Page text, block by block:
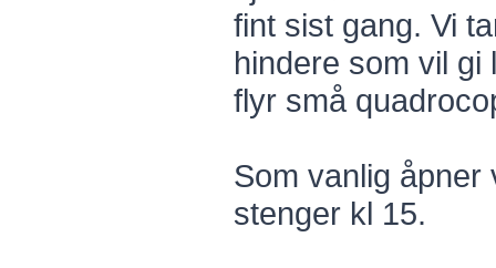
fint sist gang. Vi
hindere som vil gi
flyr små
Som vanlig
stenger kl 15.